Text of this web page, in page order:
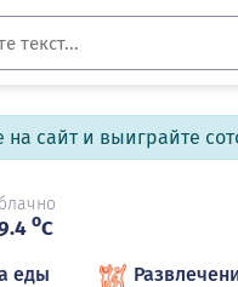
сайт и выиграйте
oC
еды